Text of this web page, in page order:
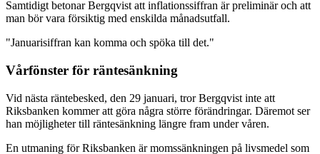
Samtidigt betonar Bergqvist att inflationssiffran är preliminär och att
man bör vara försiktig med enskilda månadsutfall.
"Januarisiffran kan komma och spöka till det."
Vårfönster för räntesänkning
Vid nästa räntebesked, den 29 januari, tror Bergqvist inte att
Riksbanken kommer att göra några större förändringar. Däremot ser
han möjligheter till räntesänkning längre fram under våren.
En utmaning för Riksbanken är momssänkningen på livsmedel som